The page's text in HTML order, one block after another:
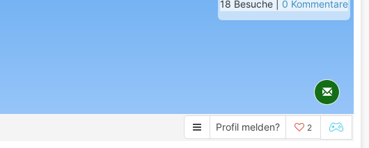
18 Besuche | 0 Kommentare
Profil melden? 2